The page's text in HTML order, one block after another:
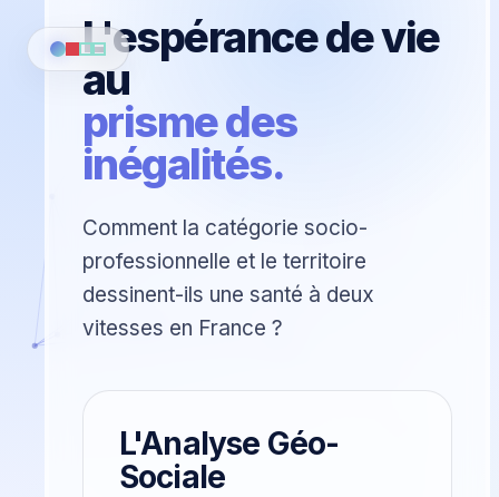
L'espérance de vie
au
prisme des
inégalités.
Comment la catégorie socio-
professionnelle et le territoire
dessinent-ils une santé à deux
vitesses en France ?
L'Analyse Géo-
Sociale